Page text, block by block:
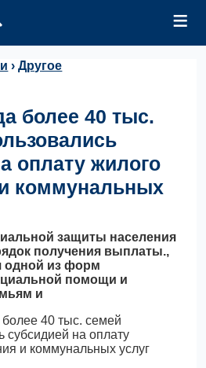
≡
›Другое
более 40 тыс.
оплату жилого
коммунальных
защиты населения
получения выплаты.,
одной из форм
помощи и
и